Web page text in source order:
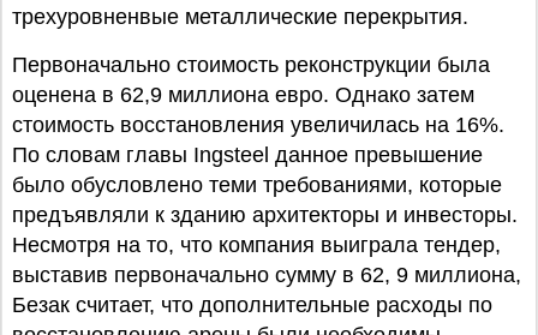
трехуровненвые металлические перекрытия.
Первоначально стоимость реконструкции была
оценена в 62,9 миллиона евро. Однако затем
стоимость восстановления увеличилась на 16%.
По словам главы Ingsteel данное превышение
было обусловлено теми требованиями, которые
предъявляли к зданию архитекторы и инвесторы.
Несмотря на то, что компания выиграла тендер,
выставив первоначально сумму в 62, 9 миллиона,
Безак считает, что дополнительные расходы по